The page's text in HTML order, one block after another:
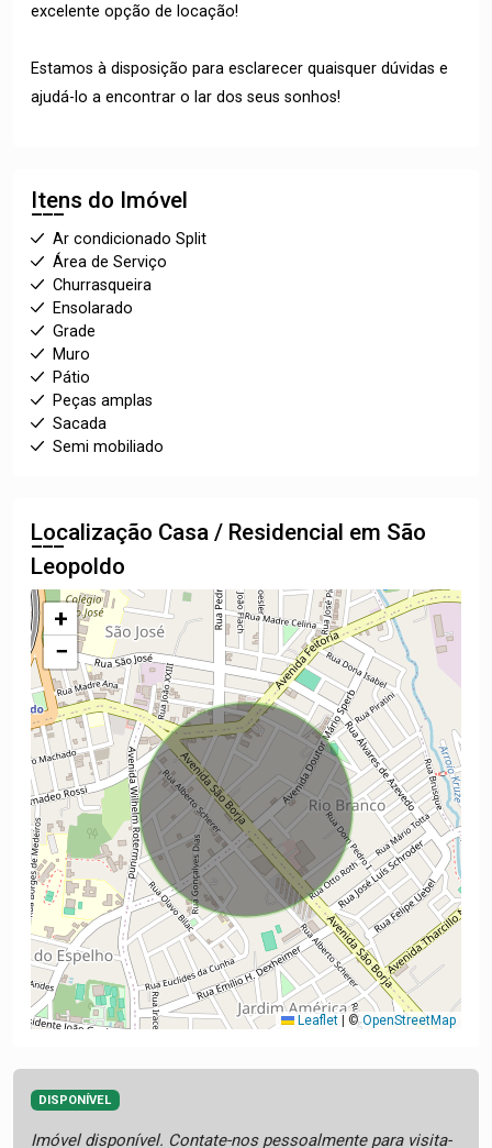
excelente opção de locação!
Estamos à disposição para esclarecer quaisquer dúvidas e
ajudá-lo a encontrar o lar dos seus sonhos!
Itens do Imóvel
Ar condicionado Split
Área de Serviço
Churrasqueira
Ensolarado
Grade
Muro
Pátio
Peças amplas
Sacada
Semi mobiliado
Localização Casa / Residencial em São
Leopoldo
+
−
Leaflet | ©OpenStreetMap
DISPONÍVEL
Imóvel disponível. Contate-nos pessoalmente para visita-